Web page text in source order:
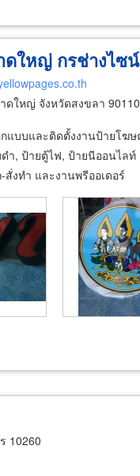
ใหญ่ กรช่างไซน์
ดใหญ่ จังหวัดสงขลา 90110
บบและติดตั้งงานป้ายโฆ
ำ, ป้ายตู้ไฟ, ป้ายนีออนไล
สั่งทำ และงานพรีออเดอร์
10260